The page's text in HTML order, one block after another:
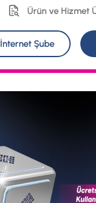
Ürün ve Hizmet
İnternet Şube